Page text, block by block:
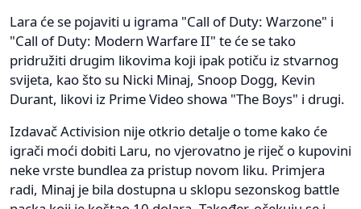
Lara će se pojaviti u igrama "Call of Duty: Warzone" i
"Call of Duty: Modern Warfare II" te će se tako
pridružiti drugim likovima koji ipak potiču iz stvarnog
svijeta, kao što su Nicki Minaj, Snoop Dogg, Kevin
Durant, likovi iz Prime Video showa "The Boys" i drugi.
Izdavač Activision nije otkrio detalje o tome kako će
igrači moći dobiti Laru, no vjerovatno je riječ o kupovini
neke vrste bundlea za pristup novom liku. Primjera
radi, Minaj je bila dostupna u sklopu sezonskog battle